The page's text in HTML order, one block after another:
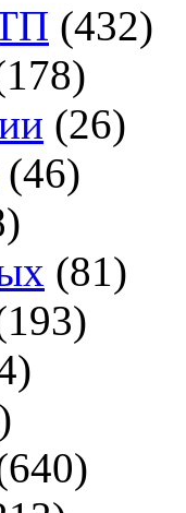
(432)
(26)
(46)
(81)